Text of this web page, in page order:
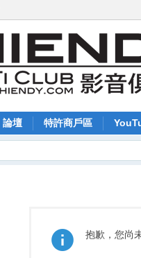
論壇 特許商戶區
抱歉，您尚